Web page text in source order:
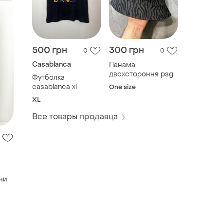
500 грн 0
Casablanca
Футболка
casablanca xl
XL
300 грн 0
Панама
двохстороння psg
One size
Все товары продавца